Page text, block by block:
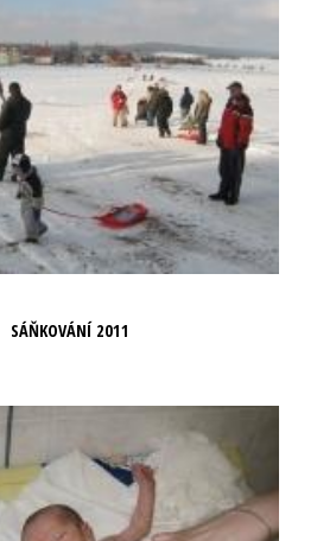
SÁŇKOVÁNÍ 2011